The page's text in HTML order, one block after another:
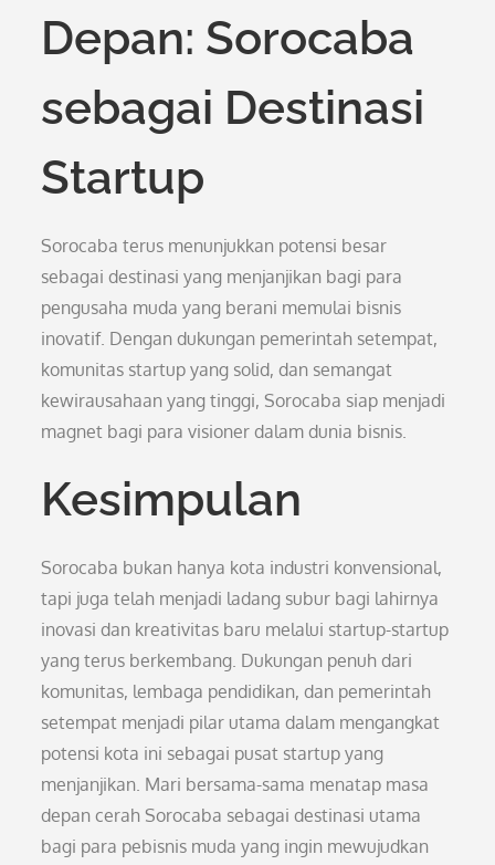
Depan: Sorocaba
sebagai Destinasi
Startup
Sorocaba terus menunjukkan potensi besar
sebagai destinasi yang menjanjikan bagi para
pengusaha muda yang berani memulai bisnis
inovatif. Dengan dukungan pemerintah setempat,
komunitas startup yang solid, dan semangat
kewirausahaan yang tinggi, Sorocaba siap menjadi
magnet bagi para visioner dalam dunia bisnis.
Kesimpulan
Sorocaba bukan hanya kota industri konvensional,
tapi juga telah menjadi ladang subur bagi lahirnya
inovasi dan kreativitas baru melalui startup-startup
yang terus berkembang. Dukungan penuh dari
komunitas, lembaga pendidikan, dan pemerintah
setempat menjadi pilar utama dalam mengangkat
potensi kota ini sebagai pusat startup yang
menjanjikan. Mari bersama-sama menatap masa
depan cerah Sorocaba sebagai destinasi utama
bagi para pebisnis muda yang ingin mewujudkan